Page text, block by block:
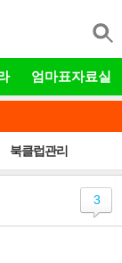
엄마표자료실
북클럽관리
3